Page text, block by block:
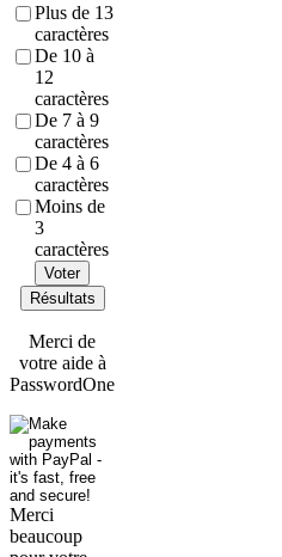
Plus de 13
caractères
De 10 à
12
caractères
De 7 à 9
caractères
De 4 à 6
caractères
Moins de
3
caractères
Voter
Résultats
Merci de
votre aide à
PasswordOne
Merci
beaucoup